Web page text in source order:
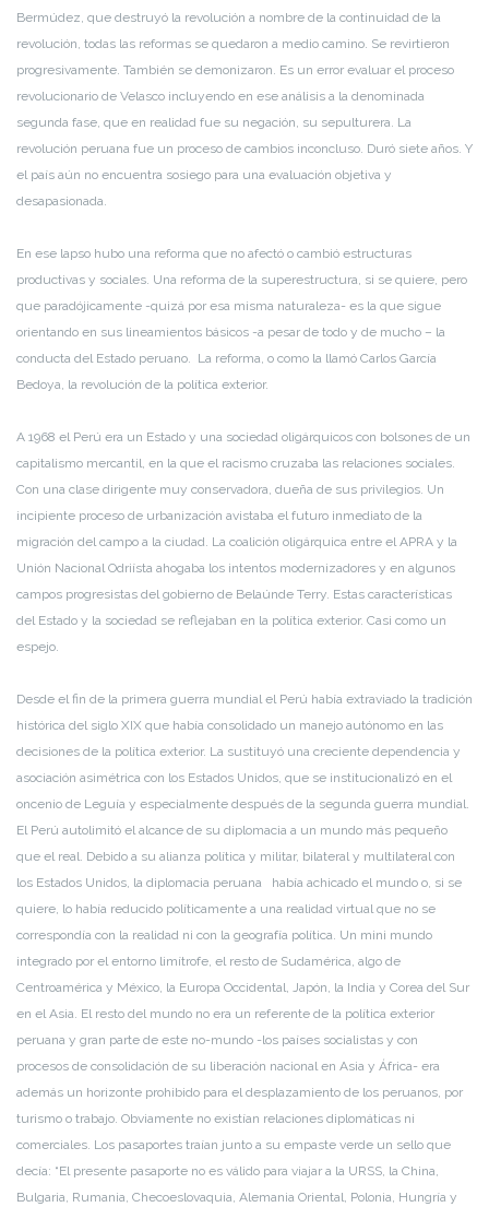
Bermúdez, que destruyó la revolución a nombre de la continuidad de la
revolución, todas las reformas se quedaron a medio camino. Se revirtieron
progresivamente. También se demonizaron. Es un error evaluar el proceso
revolucionario de Velasco incluyendo en ese análisis a la denominada
segunda fase, que en realidad fue su negación, su sepulturera. La
revolución peruana fue un proceso de cambios inconcluso. Duró siete años. Y
el país aún no encuentra sosiego para una evaluación objetiva y
desapasionada.
En ese lapso hubo una reforma que no afectó o cambió estructuras
productivas y sociales. Una reforma de la superestructura, si se quiere, pero
que paradójicamente -quizá por esa misma naturaleza- es la que sigue
orientando en sus lineamientos básicos -a pesar de todo y de mucho – la
conducta del Estado peruano. La reforma, o como la llamó Carlos García
Bedoya, la revolución de la política exterior.
A 1968 el Perú era un Estado y una sociedad oligárquicos con bolsones de un
capitalismo mercantil, en la que el racismo cruzaba las relaciones sociales.
Con una clase dirigente muy conservadora, dueña de sus privilegios. Un
incipiente proceso de urbanización avistaba el futuro inmediato de la
migración del campo a la ciudad. La coalición oligárquica entre el APRA y la
Unión Nacional Odriísta ahogaba los intentos modernizadores y en algunos
campos progresistas del gobierno de Belaúnde Terry. Estas características
del Estado y la sociedad se reflejaban en la política exterior. Casi como un
espejo.
Desde el fin de la primera guerra mundial el Perú había extraviado la tradición
histórica del siglo XIX que había consolidado un manejo autónomo en las
decisiones de la política exterior. La sustituyó una creciente dependencia y
asociación asimétrica con los Estados Unidos, que se institucionalizó en el
oncenio de Leguía y especialmente después de la segunda guerra mundial.
El Perú autolimitó el alcance de su diplomacia a un mundo más pequeño
que el real. Debido a su alianza política y militar, bilateral y multilateral con
los Estados Unidos, la diplomacia peruana había achicado el mundo o, si se
quiere, lo había reducido políticamente a una realidad virtual que no se
correspondía con la realidad ni con la geografía política. Un mini mundo
integrado por el entorno limítrofe, el resto de Sudamérica, algo de
Centroamérica y México, la Europa Occidental, Japón, la India y Corea del Sur
en el Asia. El resto del mundo no era un referente de la política exterior
peruana y gran parte de este no-mundo -los países socialistas y con
procesos de consolidación de su liberación nacional en Asia y África- era
además un horizonte prohibido para el desplazamiento de los peruanos, por
turismo o trabajo. Obviamente no existían relaciones diplomáticas ni
comerciales. Los pasaportes traían junto a su empaste verde un sello que
decía: “El presente pasaporte no es válido para viajar a la URSS, la China,
Bulgaria, Rumania, Checoeslovaquia, Alemania Oriental, Polonia, Hungría y